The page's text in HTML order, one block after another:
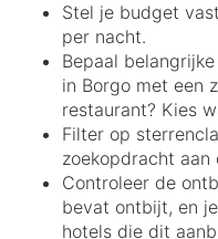
Stel je budget
per nacht.
Bepaal
in Borgo met een
restaurant? Kies
Filter op
zoekopdracht
Controleer de
bevat ontbijt, en
hotels die dit